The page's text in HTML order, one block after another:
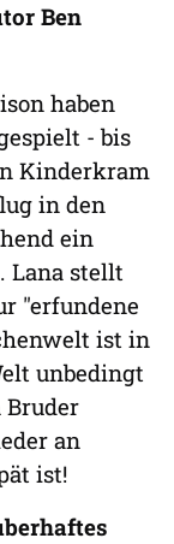
Ben
haben
- bis
Kinderkram
in den
ein
Lana stellt
"erfundene
ist in
unbedingt
an
ist!